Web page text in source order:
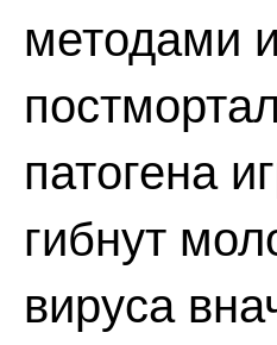
методами
патогена
гибнут
вируса